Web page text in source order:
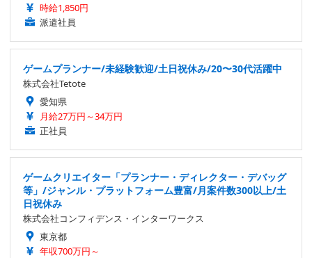
時給1,850円
派遣社員
ゲームプランナー/未経験歓迎/土日祝休み/20〜30代活躍中
株式会社Tetote
愛知県
月給27万円～34万円
正社員
ゲームクリエイター「プランナー・ディレクター・デバッグ
等」/ジャンル・プラットフォーム豊富/月案件数300以上/土
日祝休み
株式会社コンフィデンス・インターワークス
東京都
年収700万円～